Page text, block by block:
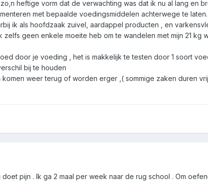
heftige vorm dat de verwachting was dat ik nu al lang en
met bepaalde voedingsmiddelen achterwege te
ik als hoofdzaak zuivel, aardappel producten , en
geen enkele moeite heb om te wandelen met mijn 21 kg
door je voeding , het is makkelijk te testen door 1 soort
bij te houden
weer terug of worden erger ,( sommige zaken duren
pijn . Ik ga 2 maal per week naar de rug school . Om